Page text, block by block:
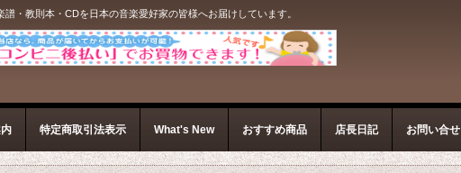
・教則本・CDを日本の音楽愛好家の皆様へお届けしています。
特定商取引法表示 What's New おすすめ商品 店長日記 お問い合せ